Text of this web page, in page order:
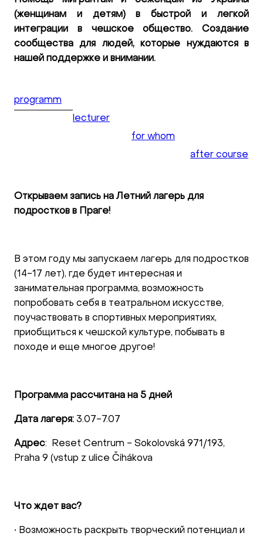
(женщинам и детям) в быстрой и легкой
интеграции в чешское общество. Создание
сообщества для людей, которые нуждаются в
нашей поддержке и внимании.
programm
lecturer
for whom
after course
Открываем запись на Летний лагерь для
подростков в Праге!
В этом году мы запускаем лагерь для подростков
(14-17 лет), где будет интересная и
занимательная программа, возможность
попробовать себя в театральном искусстве,
поучаствовать в спортивных мероприятиях,
приобщиться к чешской культуре, побывать в
походе и еще многое другое!
Программа рассчитана на 5 дней
Дата лагеря: 3.07-7.07
Адрес: Reset Centrum - Sokolovská 971/193,
Praha 9 (vstup z ulice Čihákova
Что ждет вас?
• Возможность раскрыть творческий потенциал и